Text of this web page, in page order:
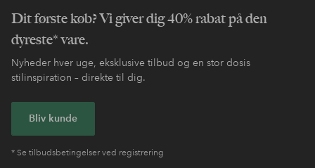
Dit første køb? Vi giver dig 40% rabat på den
dyreste* vare.
Nyheder hver uge, eksklusive tilbud og en stor dosis
stilinspiration – direkte til dig.
Bliv kunde
* Se tilbudsbetingelser ved registrering